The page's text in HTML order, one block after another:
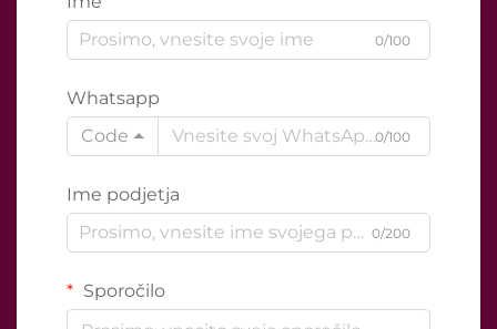
0/100
Whatsapp
Code
0/100
Ime podjetja
0/200
Sporočilo